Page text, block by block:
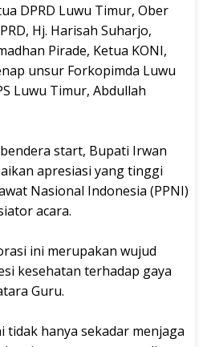
DPRD Luwu Timur, Ober
Hj. Harisah Suharjo,
Pirade, Ketua KONI,
unsur Forkopimda Luwu
Luwu Timur, Abdullah
start, Bupati Irwan
apresiasi yang tinggi
Nasional Indonesia (PPNI)
acara.
ini merupakan wujud
kesehatan terhadap gaya
Guru.
tidak hanya sekadar menjaga